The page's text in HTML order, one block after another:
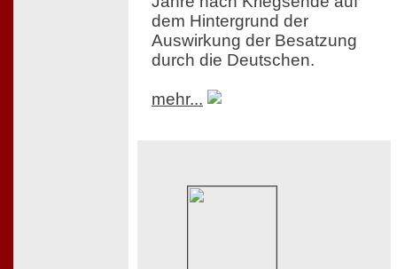
dem Hintergrund der
Auswirkung der Besatzung
durch die Deutschen.
mehr...